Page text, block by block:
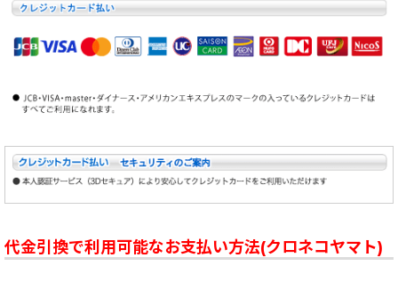
代金引換で利用可能なお支払い方法(クロネコヤマト)